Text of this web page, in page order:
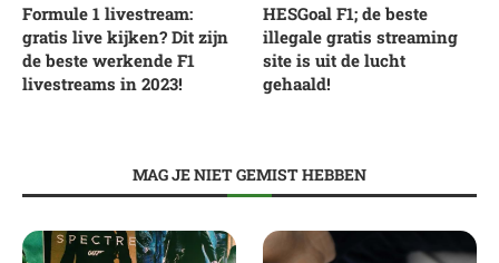
Formule 1 livestream:
gratis live kijken? Dit zijn
de beste werkende F1
livestreams in 2023!
HESGoal F1; de beste
illegale gratis streaming
site is uit de lucht
gehaald!
MAG JE NIET GEMIST HEBBEN